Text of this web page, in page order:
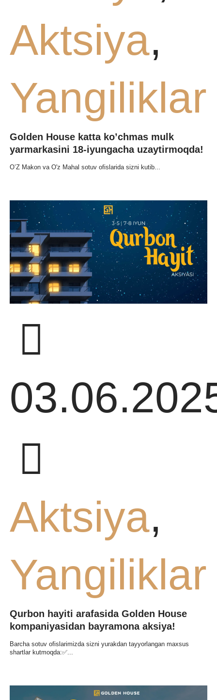
Aktsiya,
Yangiliklar
Golden House katta ko’chmas mulk
yarmarkasini 18-iyungacha uzaytirmoqda!
O’Z Makon va O'z Mahal sotuv ofislarida sizni kutib...
Aktsiya,
Yangiliklar
Qurbon hayiti arafasida Golden House
kompaniyasidan bayramona aksiya!
Barcha sotuv ofislarimizda sizni yurakdan tayyorlangan maxsus
shartlar kutmoqda:✅...